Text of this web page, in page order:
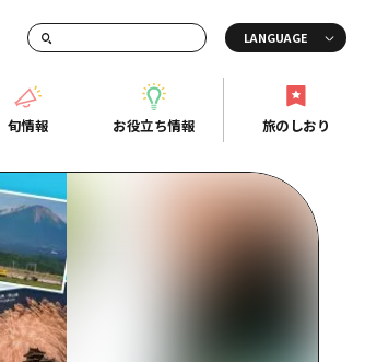
旬情報
お役立ち情報
ガイドブック
広島県の魅力を動画でご紹介！
よくあるご質問
メディア掲載情報
旅のしおり